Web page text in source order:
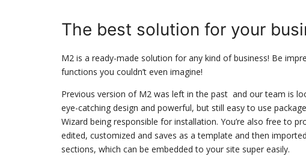
The best solution for your
M2 is a ready-made solution for any kind of business! Be
functions you couldn’t even imagine!
Previous version of M2 was left in the past and our team is
eye-catching design and powerful, but still easy to use
Wizard being responsible for installation. You’re also free to
edited, customized and saves as a template and then
sections, which can be embedded to your site super easily.